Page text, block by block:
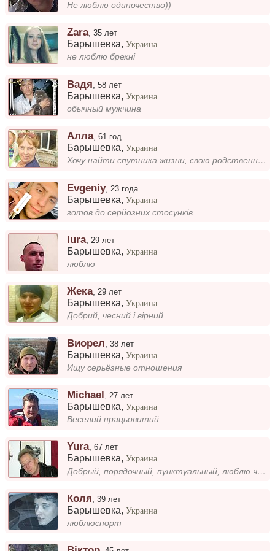
Не люблю одиночество))
Zara,35 лет
Барышевка,Украина
не люблю брехні
Вадя ,58 лет
Барышевка,Украина
обычный мужчина
Алла,61 год
Барышевка,Украина
Хочу найти спутника жизни, свою родственную душу, чтобы идти по жизни вместе.
Evgeniy, 23 года
Барышевка,Украина
готов до серйозних стосунків
Iura, 29 лет
Барышевка,Украина
люблю
Жека,29 лет
Барышевка,Украина
Добрий, чесний і вірний
Виорел ,38 лет
Барышевка,Украина
Ищу серьёзные отношения
Michael 27 лет
Барышевка,Украина
Веселий працьовитий
Yura,67 лет
Барышевка,Украина
Добрый, порядочный, пунктуальный, люблю чистоту и уют. Только честные отношения, общения. Доход средний, стабильный. В ж...
Коля ,39 лет
Барышевка,Украина
люблюспорт